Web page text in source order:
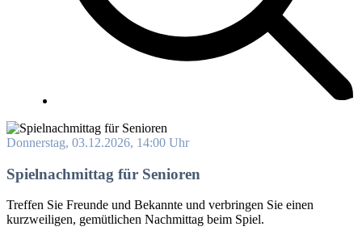
Donnerstag, 03.12.2026, 14:00 Uhr
Spielnachmittag für Senioren
Treffen Sie Freunde und Bekannte und verbringen Sie einen
kurzweiligen, gemütlichen Nachmittag beim Spiel.